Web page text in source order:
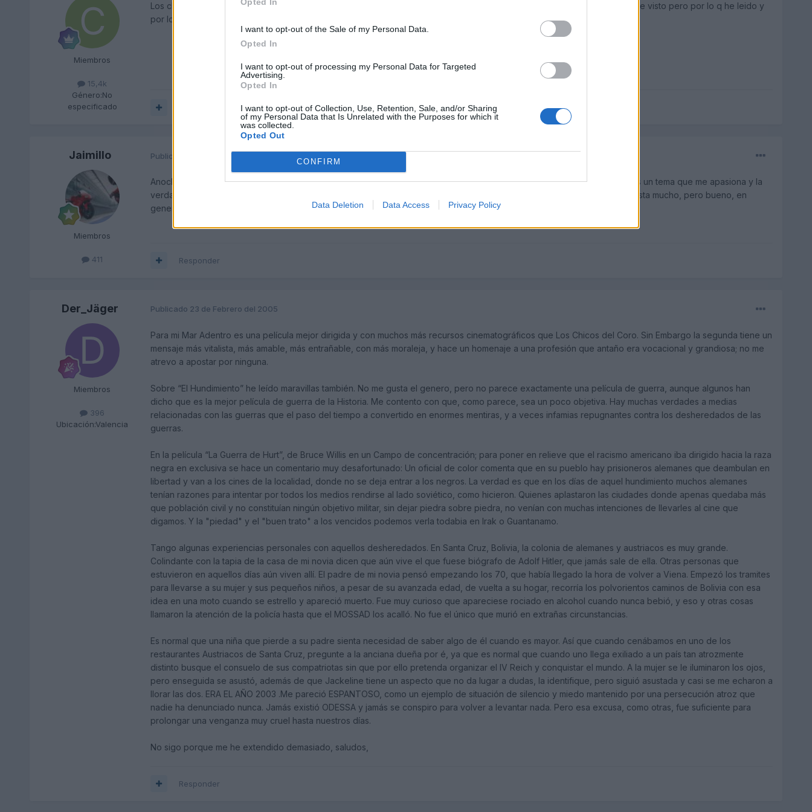
I want to opt-out of the Sale of my Personal Data.
Opted In
I want to opt-out of processing my Personal Data for Targeted
Advertising.
Opted In
I want to opt-out of Collection, Use, Retention, Sale, and/or Sharing
of my Personal Data that Is Unrelated with the Purposes for which it
was collected.
Opted Out
CONFIRM
Data Deletion Data Access Privacy Policy
Miembros
15,4k
Género:No
especificado
Los chicos del coro está muy bien aunq no creo q sea rival para
aún no la he visto pero por lo q he leido y
por lo q he visto...creo q va estar reñido el Oscar a la mejor pelicula extranjera
Jaimillo
Miembros
411
Publicado 23 de Febrero del 2005
Anoche vi el hundimiento, y me pareció muy aconsejable, está muy bien y las 3 horas q dura no se hacen pesadas, a mi es un tema que me apasiona y la
verdad es que está muy bien ambientada, aunque para mi gusto a Hitler le ponen demasiado humano, cosa que no me gusta mucho, pero bueno, en
general me gustó, una buena película, un saludo :clap1:
Responder
Der_Jäger
Miembros
396
Ubicación:Valencia
Publicado 23 de Febrero del 2005
Para mi Mar Adentro es una película mejor dirigida y con muchos más recursos cinematográficos que Los Chicos del Coro. Sin Embargo la segunda tiene un
mensaje más vitalista, más amable, más entrañable, con más moraleja, y hace un homenaje a una profesión que antaño era vocacional y grandiosa; no me
atrevo a apostar por ninguna.
Sobre “El Hundimiento” he leído maravillas también. No me gusta el genero, pero no parece exactamente una película de guerra, aunque algunos han
dicho que es la mejor película de guerra de la Historia. Me contento con que, como parece, sea un poco objetiva. Hay muchas verdades a medias
relacionadas con las guerras que el paso del tiempo a convertido en enormes mentiras, y a veces infamias repugnantes contra los desheredados de las
guerras.
En la película “La Guerra de Hurt”, de Bruce Willis en un Campo de concentración; para poner en relieve que el racismo americano iba dirigido hacia la raza
negra en exclusiva se hace un comentario muy desafortunado: Un oficial de color comenta que en su pueblo hay prisioneros alemanes que deambulan en
libertad y van a los cines de la localidad, donde no se deja entrar a los negros. La verdad es que en los días de aquel hundimiento muchos alemanes
tenían razones para intentar por todos los medios rendirse al lado soviético, como hicieron. Quienes aplastaron las ciudades donde apenas quedaba más
que población civil y no constituían ningún objetivo militar, sin dejar piedra sobre piedra, no venían con muchas intenciones de llevarles al cine que
digamos. Y la "piedad" y el "buen trato" a los vencidos podemos verla todabia en Irak o Guantanamo.
Tango algunas experiencias personales con aquellos desheredados. En Santa Cruz, Bolivia, la colonia de alemanes y austriacos es muy grande.
Colindante con la tapia de la casa de mi novia dicen que aún vive el que fuese biógrafo de Adolf Hitler, que jamás sale de ella. Otras personas que
estuvieron en aquellos días aún viven allí. El padre de mi novia pensó empezando los 70, que había llegado la hora de volver a Viena. Empezó los tramites
para llevarse a su mujer y sus pequeños niños, a pesar de su avanzada edad, de vuelta a su hogar, recorría los polvorientos caminos de Bolivia con esa
idea en una moto cuando se estrello y apareció muerto. Fue muy curioso que apareciese rociado en alcohol cuando nunca bebió, y eso y otras cosas
llamaron la atención de la policía hasta que el MOSSAD los acalló. No fue el único que murió en extrañas circunstancias.
Es normal que una niña que pierde a su padre sienta necesidad de saber algo de él cuando es mayor. Así que cuando cenábamos en uno de los
restaurantes Austriacos de Santa Cruz, pregunte a la anciana dueña por é, ya que es normal que cuando uno llega exiliado a un país tan atrozmente
distinto busque el consuelo de sus compatriotas sin que por ello pretenda organizar el IV Reich y conquistar el mundo. A la mujer se le iluminaron los ojos,
pero enseguida se asustó, además de que Jackeline tiene un aspecto que no da lugar a dudas, la identifique, pero siguió asustada y casi se me echaron a
llorar las dos. ERA EL AÑO 2003 .Me pareció ESPANTOSO, como un ejemplo de situación de silencio y miedo mantenido por una persecución atroz que
nadie ha denunciado nunca. Jamás existió ODESSA y jamás se conspiro para volver a levantar nada. Pero esa excusa, como otras, fue suficiente para
prolongar una venganza muy cruel hasta nuestros días.
No sigo porque me he extendido demasiado, saludos,
Responder